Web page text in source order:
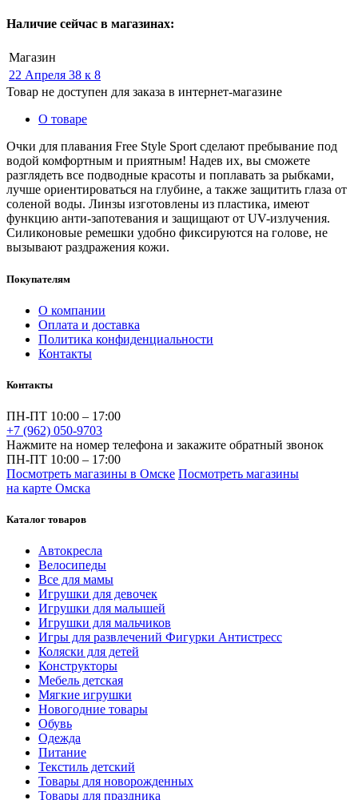
Наличие сейчас в магазинах:
Магазин
22 Апреля 38 к 8
Товар не доступен для заказа в интернет-магазине
О товаре
Очки для плавания Free Style Sport сделают пребывание под
водой комфортным и приятным! Надев их, вы сможете
разглядеть все подводные красоты и поплавать за рыбками,
лучше ориентироваться на глубине, а также защитить глаза от
соленой воды. Линзы изготовлены из пластика, имеют
функцию анти-запотевания и защищают от UV-излучения.
Силиконовые ремешки удобно фиксируются на голове, не
вызывают раздражения кожи.
Покупателям
О компании
Оплата и доставка
Политика конфиденциальности
Контакты
Контакты
ПН-ПТ 10:00 – 17:00
+7 (962) 050-9703
Нажмите на номер телефона и закажите обратный звонок
ПН-ПТ 10:00 – 17:00
Посмотреть магазины в Омске Посмотреть магазины
на карте Омска
Каталог товаров
Автокресла
Велосипеды
Все для мамы
Игрушки для девочек
Игрушки для малышей
Игрушки для мальчиков
Игры для развлечений Фигурки Антистресс
Коляски для детей
Конструкторы
Мебель детская
Мягкие игрушки
Новогодние товары
Обувь
Одежда
Питание
Текстиль детский
Товары для новорожденных
Товары для праздника